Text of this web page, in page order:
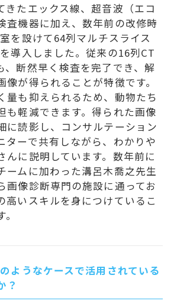
きたエックス線、超音波（エコ
査機器に加え、数年前の改修時
を設けて64列マルチスライス
導入しました。従来の16列CT
、断然早く検査を完了でき、解
像が得られることが特徴です。
量も抑えられるため、動物たち
も軽減できます。得られた画像
に読影し、コンサルテーション
ターで共有しながら、わかりや
んに説明しています。数年前に
ームに加わった溝呂木喬之先生
画像診断専門の施設に通ってお
高いスキルを身につけているこ
ようなケースで活用されている
？